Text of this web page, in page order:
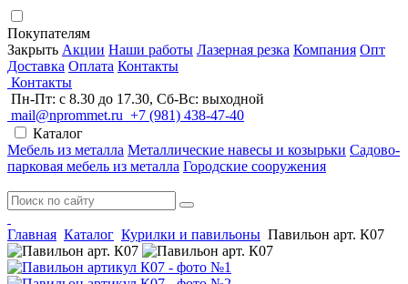
Покупателям
Закрыть Акции Наши работы Лазерная резка Компания Опт
Доставка Оплата Контакты
Контакты
Пн-Пт: с 8.30 до 17.30, Сб-Вс: выходной
mail@nprommet.ru +7 (981) 438-47-40
Каталог
Мебель из металла Металлические навесы и козырьки Садово-
парковая мебель из металла Городские сооружения
Главная Каталог Курилки и павильоны Павильон арт. К07